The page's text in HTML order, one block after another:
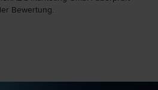
Bewertung.